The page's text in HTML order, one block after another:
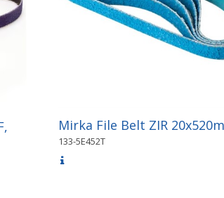
Mirka File Belt ZIR
133-5E452T